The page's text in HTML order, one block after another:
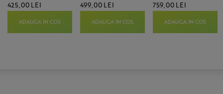
425,00 LEI
ADAUGA IN COS
499,00 LEI
ADAUGA IN COS
759,00 LEI
ADAUGA IN COS